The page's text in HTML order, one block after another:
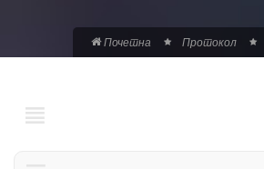
Почетна Протокол